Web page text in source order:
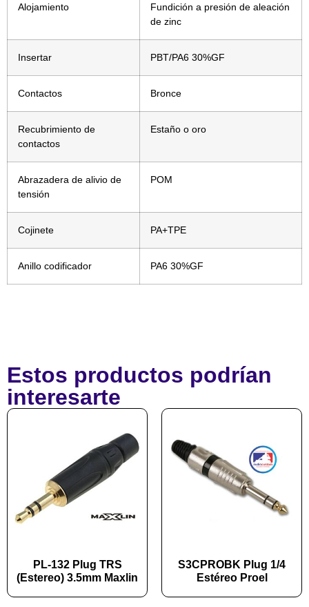
Alojamiento
Fundición a presión de aleación
de zinc
Insertar PBT/PA6 30%GF
Contactos Bronce
Recubrimiento de
contactos
Estaño o oro
Abrazadera de alivio de
tensión
POM
Cojinete PA+TPE
Anillo codificador PA6 30%GF
Estos productos podrían
interesarte
PL-132 Plug TRS
(Estereo) 3.5mm Maxlin
S3CPROBK Plug 1/4
Estéreo Proel